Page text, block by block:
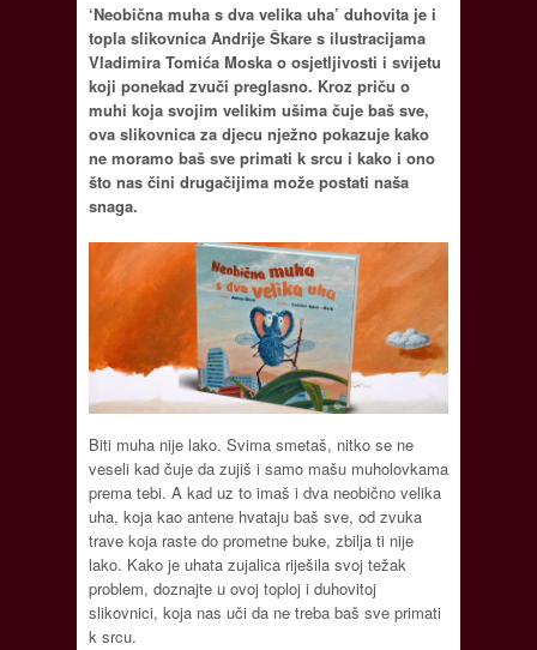
‘Neobična muha s dva velika uha’ duhovita je i
topla slikovnica Andrije Škare s ilustracijama
Vladimira Tomića Moska o osjetljivosti i svijetu
koji ponekad zvuči preglasno. Kroz priču o
muhi koja svojim velikim ušima čuje baš sve,
ova slikovnica za djecu nježno pokazuje kako
ne moramo baš sve primati k srcu i kako i ono
što nas čini drugačijima može postati naša
snaga.
Biti muha nije lako. Svima smetaš, nitko se ne
veseli kad čuje da zujiš i samo mašu muholovkama
prema tebi. A kad uz to imaš i dva neobično velika
uha, koja kao antene hvataju baš sve, od zvuka
trave koja raste do prometne buke, zbilja ti nije
lako. Kako je uhata zujalica riješila svoj težak
problem, doznajte u ovoj toploj i duhovitoj
slikovnici, koja nas uči da ne treba baš sve primati
k srcu.